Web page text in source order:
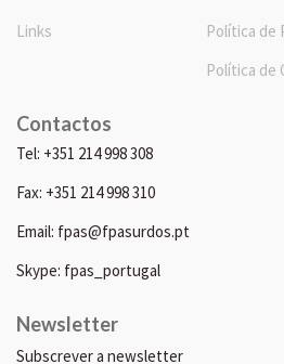
Links
Política de
Política de
Contactos
Tel: +351 214 998 308
Fax: +351 214 998 310
Email: fpas@fpasurdos.pt
Skype: fpas_portugal
Newsletter
Subscrever a newsletter